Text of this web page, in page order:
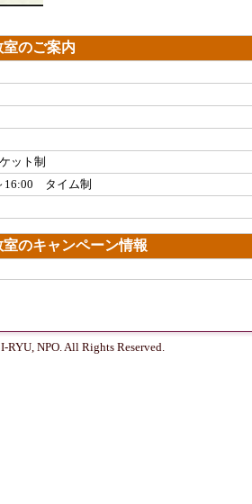
のご案内
ット制
16:00 タイム制
のキャンペーン情報
RYU, NPO. All Rights Reserved.